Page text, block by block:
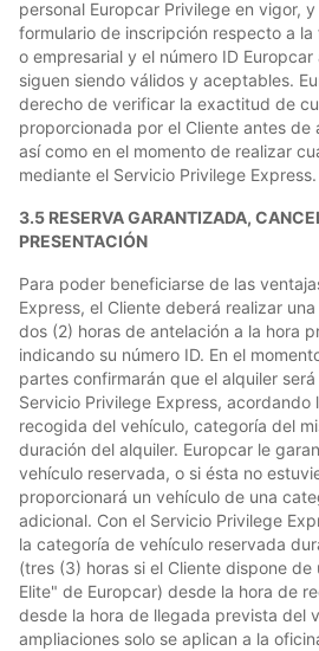
personal Europcar Privilege en vigor,
formulario de inscripción respecto a
o empresarial y el número ID
siguen siendo válidos y aceptables.
derecho de verificar la exactitud de
proporcionada por el Cliente antes de
así como en el momento de realizar
mediante el Servicio Privilege Express.
3.5 RESERVA GARANTIZADA,
PRESENTACIÓN
Para poder beneficiarse de las
Express, el Cliente deberá realizar
dos (2) horas de antelación a la hora
indicando su número ID. En el
partes confirmarán que el alquiler
Servicio Privilege Express,
recogida del vehículo, categoría del
duración del alquiler. Europcar le
vehículo reservada, o si ésta no
proporcionará un vehículo de una
adicional. Con el Servicio Privilege
la categoría de vehículo reservada
(tres (3) horas si el Cliente dispone de
Elite" de Europcar) desde la hora de
desde la hora de llegada prevista del
ampliaciones solo se aplican a la